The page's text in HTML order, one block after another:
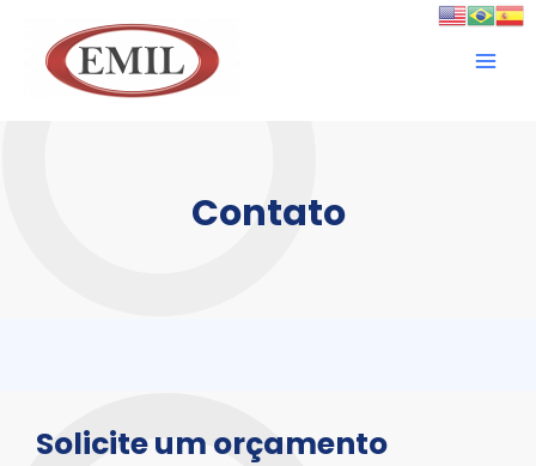
Contato
Solicite um orçamento